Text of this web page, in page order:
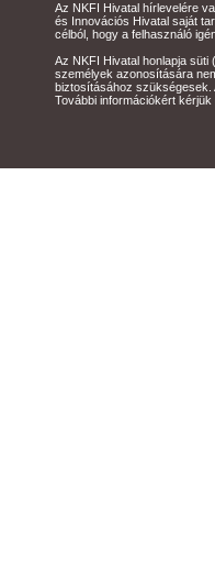
Az NKFI Hivatal hírlevelére
és Innovációs Hivatal saját
célból, hogy a felhasználó
Az NKFI Hivatal honlapja süti
személyek azonosítására
biztosításához szükségesek.
További információkért